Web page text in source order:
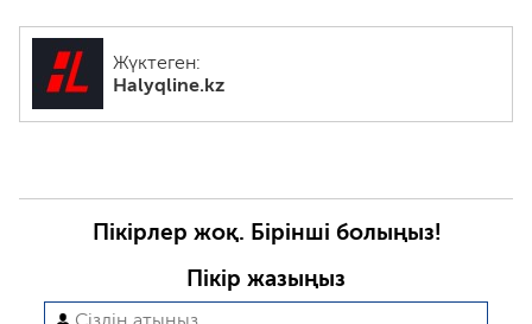
Жүктеген:
Halyqline.kz
Пікірлер жоқ. Бірінші болыңыз!
Пікір жазыңыз